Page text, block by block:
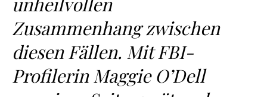
Zusammenhang zwischen
diesen Fällen. Mit FBI-
Profilerin Maggie O’Dell